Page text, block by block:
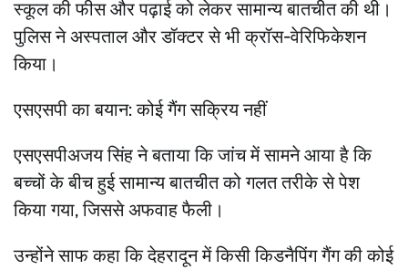
स्कूल की फीस और पढ़ाई को लेकर सामान्य बातचीत की थी।
पुलिस ने अस्पताल और डॉक्टर से भी क्रॉस-वेरिफिकेशन
किया।
एसएसपी का बयान: कोई गैंग सक्रिय नहीं
एसएसपीअजय सिंह ने बताया कि जांच में सामने आया है कि
बच्चों के बीच हुई सामान्य बातचीत को गलत तरीके से पेश
किया गया, जिससे अफवाह फैली।
उन्होंने साफ कहा कि देहरादून में किसी किडनैपिंग गैंग की कोई